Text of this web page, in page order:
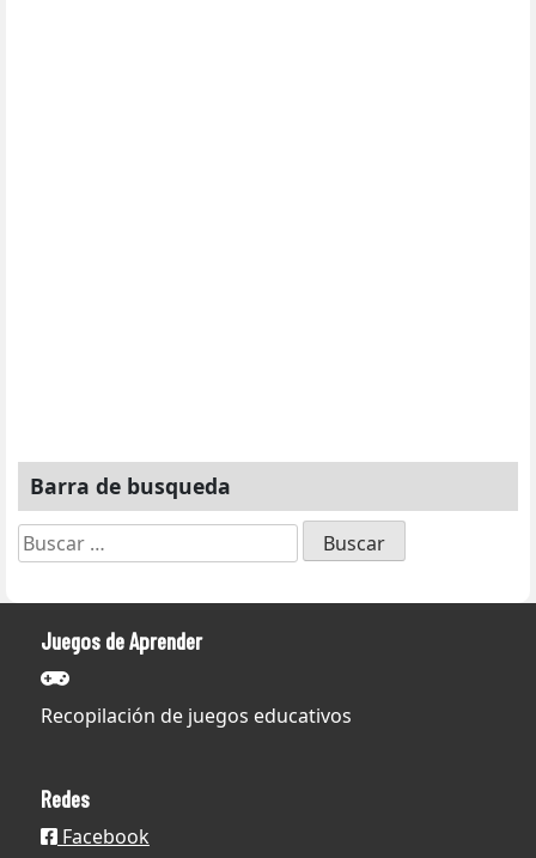
Barra de busqueda
Buscar:
Juegos de Aprender
Recopilación de juegos educativos
Redes
Facebook